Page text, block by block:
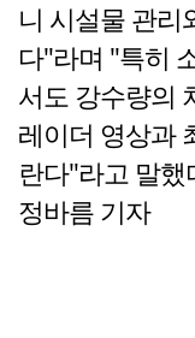
니 시설물 관리
다"라며 "특히
서도 강수량의
레이더 영상과
란다"라고 말했
정바름 기자